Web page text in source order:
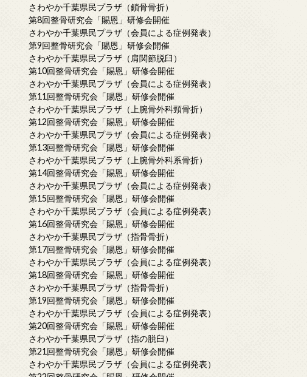
さわやか千葉県民プラザ（鎖骨骨折）
第8回整骨研究会「賜恩」研修会開催
さわやか千葉県民プラザ（会員による症例発表）
第9回整骨研究会「賜恩」研修会開催
さわやか千葉県民プラザ（肩関節脱臼）
第10回整骨研究会「賜恩」研修会開催
さわやか千葉県民プラザ（会員による症例発表）
第11回整骨研究会「賜恩」研修会開催
さわやか千葉県民プラザ（上腕骨外科頸骨折）
第12回整骨研究会「賜恩」研修会開催
さわやか千葉県民プラザ（会員による症例発表）
第13回整骨研究会「賜恩」研修会開催
さわやか千葉県民プラザ（上腕骨外科系骨折）
第14回整骨研究会「賜恩」研修会開催
さわやか千葉県民プラザ（会員による症例発表）
第15回整骨研究会「賜恩」研修会開催
さわやか千葉県民プラザ（会員による症例発表）
第16回整骨研究会「賜恩」研修会開催
さわやか千葉県民プラザ（指骨骨折）
第17回整骨研究会「賜恩」研修会開催
さわやか千葉県民プラザ（会員による症例発表）
第18回整骨研究会「賜恩」研修会開催
さわやか千葉県民プラザ（指骨骨折）
第19回整骨研究会「賜恩」研修会開催
さわやか千葉県民プラザ（会員による症例発表）
第20回整骨研究会「賜恩」研修会開催
さわやか千葉県民プラザ（指の脱臼）
第21回整骨研究会「賜恩」研修会開催
さわやか千葉県民プラザ（会員による症例発表）